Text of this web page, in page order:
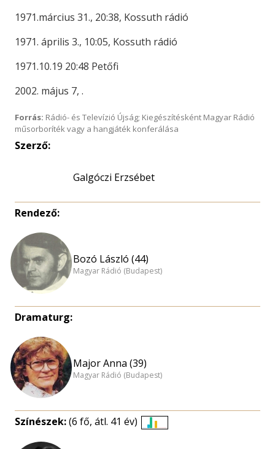
1971.március 31., 20:38, Kossuth rádió
1971. április 3., 10:05, Kossuth rádió
1971.10.19 20:48 Petőfi
2002. május 7, .
Forrás: Rádió- és Televízió Újság; Kiegészítésként Magyar Rádió
műsorboríték vagy a hangjáték konferálása
Szerző:
Galgóczi Erzsébet
Rendező:
Bozó László (44)
Magyar Rádió (Budapest)
Dramaturg:
Major Anna (39)
Magyar Rádió (Budapest)
Színészek:(6 fő, átl. 41 év)